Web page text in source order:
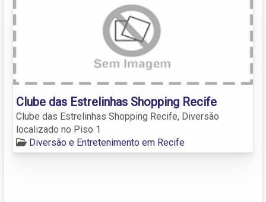
Clube das Estrelinhas Shopping Recife
Clube das Estrelinhas Shopping Recife, Diversão
localizado no Piso 1
Diversão e Entretenimento em Recife